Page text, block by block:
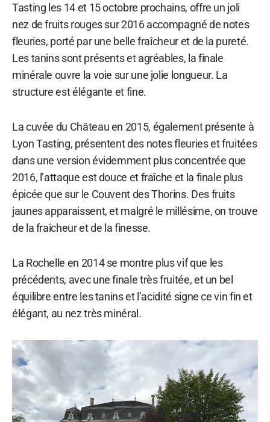
Tasting les 14 et 15 octobre prochains, offre un joli
nez de fruits rouges sur 2016 accompagné de notes
fleuries, porté par une belle fraîcheur et de la pureté.
Les tanins sont présents et agréables, la finale
minérale ouvre la voie sur une jolie longueur. La
structure est élégante et fine.
La cuvée du Château en 2015, également présente à
Lyon Tasting, présentent des notes fleuries et fruitées
dans une version évidemment plus concentrée que
2016, l’attaque est douce et fraîche et la finale plus
épicée que sur le Couvent des Thorins. Des fruits
jaunes apparaissent, et malgré le millésime, on trouve
de la fraîcheur et de la finesse.
La Rochelle en 2014 se montre plus vif que les
précédents, avec une finale très fruitée, et un bel
équilibre entre les tanins et l’acidité signe ce vin fin et
élégant, au nez très minéral.